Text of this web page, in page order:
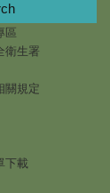
區
衛生署
關規定
下載